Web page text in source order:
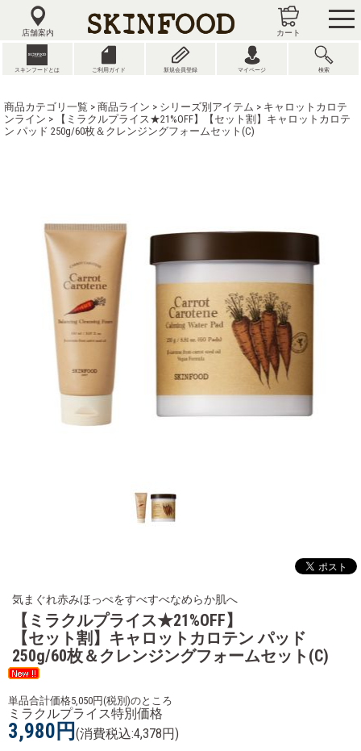
店舗案内 カート
スキンフードとは ご利用ガイド 新規会員登録 マイページ 検索
商品カテゴリ一覧 > 商品ライン > シリーズ別アイテム > キャロットカロテ
ンライン > 【ミラクルプライス★21%OFF】【セット割】キャロットカロテ
ン パッド 250g/60枚＆クレンジングフォームセット(C)
気まぐれ赤みほっぺをすべすべなめらか肌へ
【ミラクルプライス★21%OFF】
【セット割】キャロットカロテン パッド
250g/60枚＆クレンジングフォームセット(C)
単品合計価格5,050円(税別)のところ
ミラクルプライス特別価格
3,980円 (消費税込:4,378円)